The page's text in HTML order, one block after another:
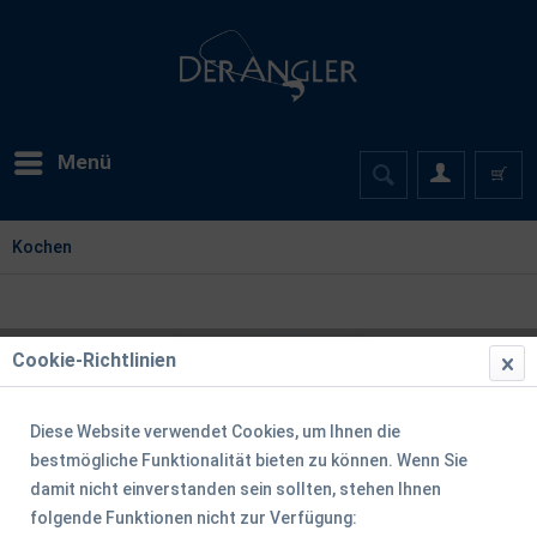
Menü
Kochen
Cookie-Richtlinien
Diese Website verwendet Cookies, um Ihnen die
bestmögliche Funktionalität bieten zu können. Wenn Sie
damit nicht einverstanden sein sollten, stehen Ihnen
folgende Funktionen nicht zur Verfügung: